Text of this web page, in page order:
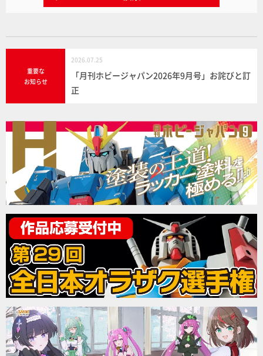
重要な
お知らせ
2026.07.25
「月刊ホビージャパン2026年9月号」お詫びと訂
正